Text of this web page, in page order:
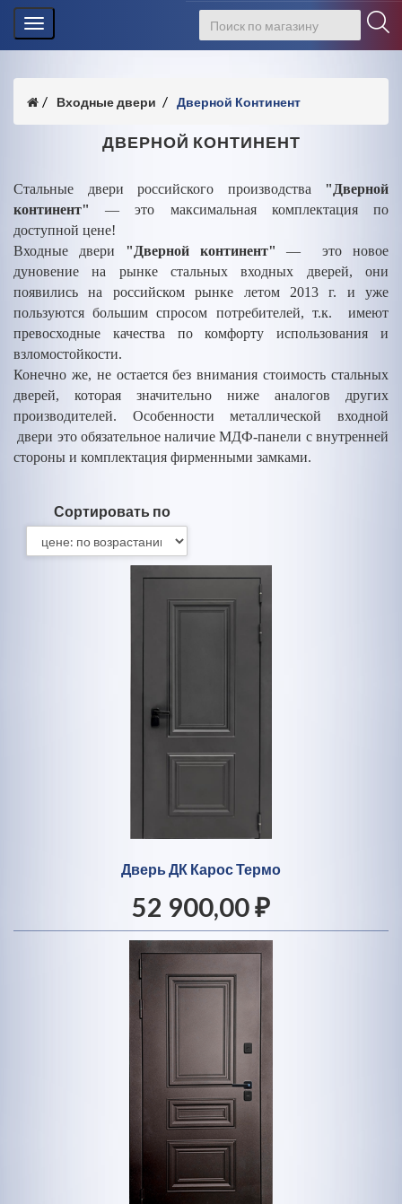
Toggle
navigation
Входные двери Дверной Континент
ДВЕРНОЙ КОНТИНЕНТ
Стальные двери российского производства "Дверной
континент"
— это максимальная комплектация по
доступной цене!
Входные двери "Дверной континент" — это новое
дуновение на рынке стальных входных дверей, они
появились на российском рынке летом 2013 г. и уже
пользуются большим спросом потребителей, т.к. имеют
превосходные качества по комфорту использования и
взломостойкости.
Конечно же, не остается без внимания стоимость стальных
дверей, которая значительно ниже аналогов других
производителей. Особенности металлической входной
двери это обязательное наличие МДФ-панели с внутренней
стороны и комплектация фирменными замками.
Сортировать по
Дверь ДК Карос Термо
52 900,00 ₽